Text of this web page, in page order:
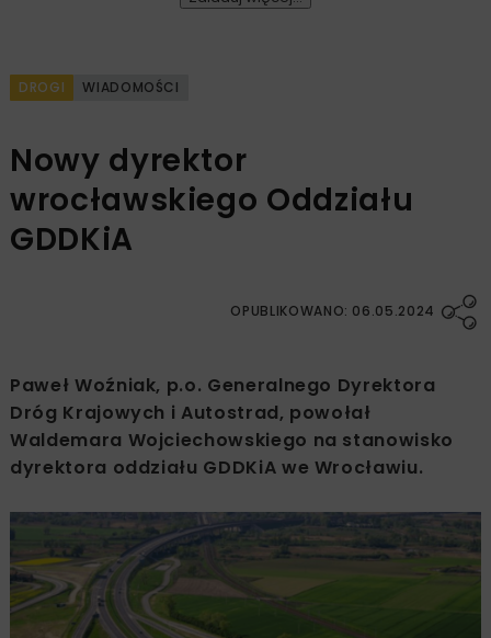
DROGI WIADOMOŚCI
Nowy dyrektor
wrocławskiego Oddziału
GDDKiA
OPUBLIKOWANO: 06.05.2024
Paweł Woźniak, p.o. Generalnego Dyrektora
Dróg Krajowych i Autostrad, powołał
Waldemara Wojciechowskiego na stanowisko
dyrektora oddziału GDDKiA we Wrocławiu.